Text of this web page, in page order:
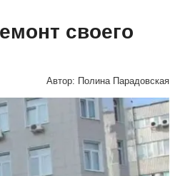
своего
Автор: Полина Парадовская